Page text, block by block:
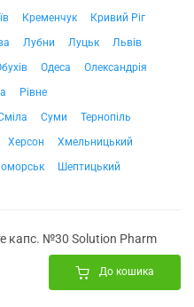
Кременчук
Кривий Ріг
Лубни Луцьк
Львів
Одеса
Олександрія
Рівне
Суми
Тернопіль
Херсон
Хмельницький
Шептицький
капс. №30 Solution Pharm
До кошика